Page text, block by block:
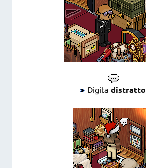
Digita distratto